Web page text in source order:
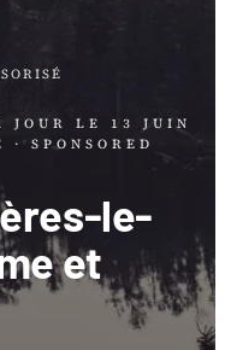
JOUR LE 13 JUIN
· SPONSORED
le-
et